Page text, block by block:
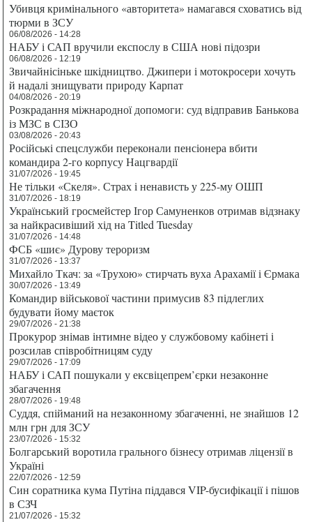
Убивця кримінального «авторитета» намагався сховатись від
тюрми в ЗСУ
06/08/2026 - 14:28
НАБУ і САП вручили експослу в США нові підозри
06/08/2026 - 12:19
Звичайнісіньке шкідництво. Джипери і мотокросери хочуть
й надалі знищувати природу Карпат
04/08/2026 - 20:19
Розкрадання міжнародної допомоги: суд відправив Банькова
із МЗС в СІЗО
03/08/2026 - 20:43
Російські спецслужби переконали пенсіонера вбити
командира 2-го корпусу Нацгвардії
31/07/2026 - 19:45
Не тільки «Скеля». Страх і ненависть у 225-му ОШП
31/07/2026 - 18:19
Український гросмейстер Ігор Самуненков отримав відзнаку
за найкрасивіший хід на Titled Tuesday
31/07/2026 - 14:48
ФСБ «шиє» Дурову тероризм
31/07/2026 - 13:37
Михайло Ткач: за «Трухою» стирчать вуха Арахамії і Єрмака
30/07/2026 - 13:49
Командир військової частини примусив 83 підлеглих
будувати йому маєток
29/07/2026 - 21:38
Прокурор знімав інтимне відео у службовому кабінеті і
розсилав співробітницям суду
29/07/2026 - 17:09
НАБУ і САП пошукали у ексвіцепрем’єрки незаконне
збагачення
28/07/2026 - 19:48
Суддя, спійманий на незаконному збагаченні, не знайшов 12
млн грн для ЗСУ
23/07/2026 - 15:32
Болгарський воротила грального бізнесу отримав ліцензії в
Україні
22/07/2026 - 12:59
Син соратника кума Путіна піддався VIP-бусифікації і пішов
в СЗЧ
21/07/2026 - 15:32